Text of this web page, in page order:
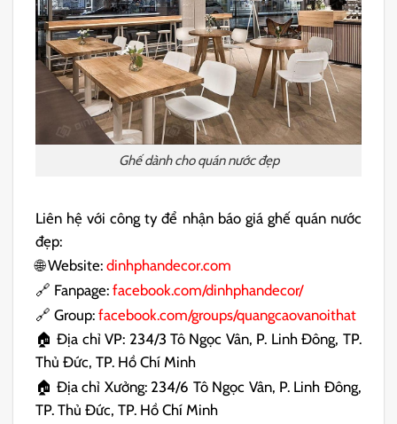
Ghế dành cho quán nước đẹp
Liên hệ với công ty để nhận báo giá ghế quán nước
đẹp:
🌐 Website:dinhphandecor.com
🔗 Fanpage:facebook.com/dinhphandecor/
🔗 Group: facebook.com/groups/quangcaovanoithat
🏠 Địa chỉ VP: 234/3 Tô Ngọc Vân, P. Linh Đông, TP.
Thủ Đức, TP. Hồ Chí Minh
🏠 Địa chỉ Xưởng: 234/6 Tô Ngọc Vân, P. Linh Đông,
TP. Thủ Đức, TP. Hồ Chí Minh